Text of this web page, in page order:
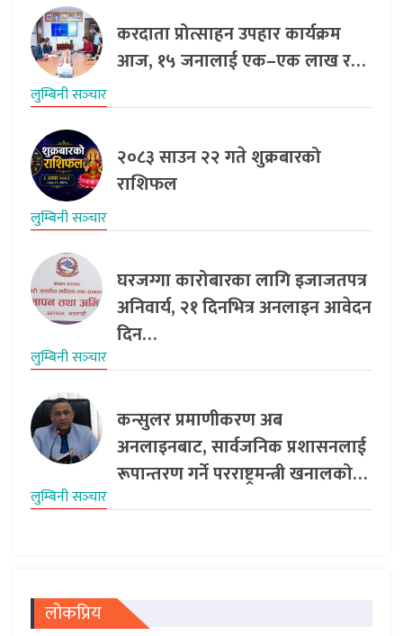
करदाता प्रोत्साहन उपहार कार्यक्रम
आज, १५ जनालाई एक–एक लाख र…
लुम्बिनी सञ्‍चार
२०८३ साउन २२ गते शुक्रबारको
राशिफल
लुम्बिनी सञ्‍चार
घरजग्गा कारोबारका लागि इजाजतपत्र
अनिवार्य, २१ दिनभित्र अनलाइन आवेदन
दिन…
लुम्बिनी सञ्‍चार
कन्सुलर प्रमाणीकरण अब
अनलाइनबाट, सार्वजनिक प्रशासनलाई
रूपान्तरण गर्ने परराष्ट्रमन्त्री खनालको…
लुम्बिनी सञ्‍चार
लोकप्रिय